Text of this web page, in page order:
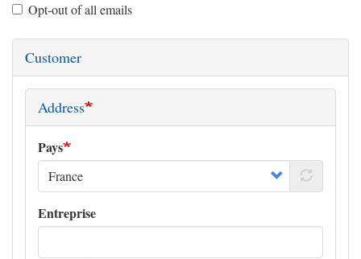
Opt-out of all emails
Customer
Address
Pays
Entreprise